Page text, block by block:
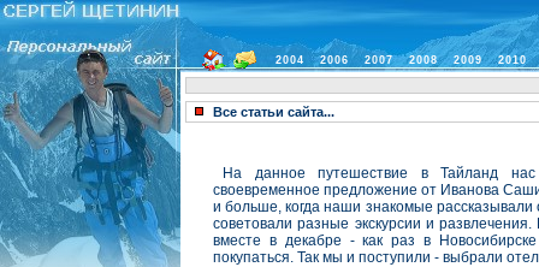
2004 2006 2007 2008 2009 2010
Все статьи сайта...
На данное путешествие в Тайланд
своевременное предложение от Иванова
и больше, когда наши знакомые
советовали разные экскурсии и
вместе в декабре - как раз в
покупаться. Так мы и поступили - выбрали